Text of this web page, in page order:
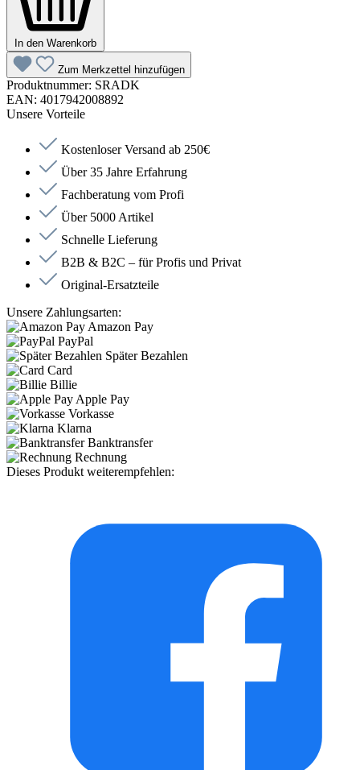
In den Warenkorb
Zum Merkzettel hinzufügen
Produktnummer: SRADK
EAN: 4017942008892
Unsere Vorteile
Kostenloser Versand ab 250€
Über 35 Jahre Erfahrung
Fachberatung vom Profi
Über 5000 Artikel
Schnelle Lieferung
B2B & B2C – für Profis und Privat
Original-Ersatzteile
Unsere Zahlungsarten:
Amazon Pay
PayPal
Später Bezahlen
Card
Billie
Apple Pay
Vorkasse
Klarna
Banktransfer
Rechnung
Dieses Produkt weiterempfehlen: